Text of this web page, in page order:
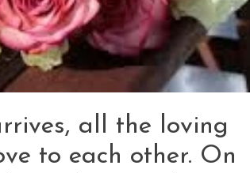
all the loving
to each other. On